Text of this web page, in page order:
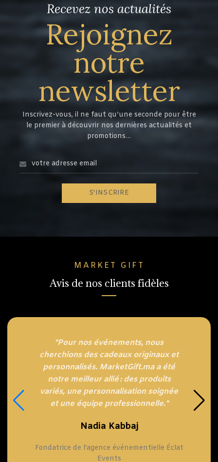
Recevez nos actualités
Rejoignez
notre
newsletter
Inscrivez-vous, il ne faut qu’une seconde pour être
le premier à découvrir nos dernières actualités et
promotions…
MARKET GIFT
Avis de nos clients fidèles
"Pour nos événements, nous
cherchions des cadeaux originaux et
personnalisés. MarketGift.ma a été
notre meilleur allié : des produits
variés, une personnalisation soignée
et une équipe professionnelle."
Nadia Kabbaj
Fondatrice de l'agence événementielle Éclat
Events